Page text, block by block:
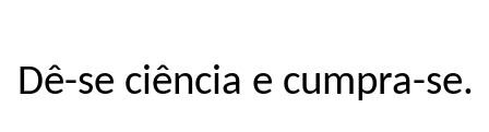
Dê-se ciência e cumpra-se.